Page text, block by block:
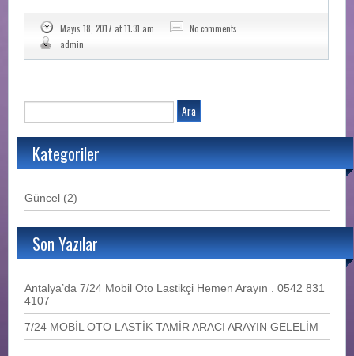
Mayıs 18, 2017 at 11:31 am
No comments
admin
Kategoriler
Güncel (2)
Son Yazılar
Antalya’da 7/24 Mobil Oto Lastikçi Hemen Arayın . 0542 831
4107
7/24 MOBİL OTO LASTİK TAMİR ARACI ARAYIN GELELİM